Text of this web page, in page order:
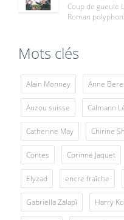
Coup de gueule
Roman
Mots clés
Alain Monney Anne
Auzou suisse Calmann
Catherine May Chirine
Contes Corinne Jaquet
Elyzad encre fraîche
Gabriella Zalapì Harry